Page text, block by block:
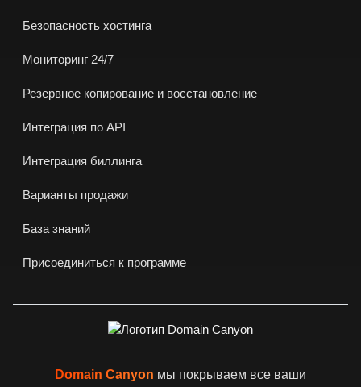
Безопасность хостинга
Мониторинг 24/7
Резервное копирование и восстановление
Интеграция по API
Интеграция биллинга
Варианты продажи
База знаний
Присоединиться к программе
Domain Canyon мы покрываем все ваши